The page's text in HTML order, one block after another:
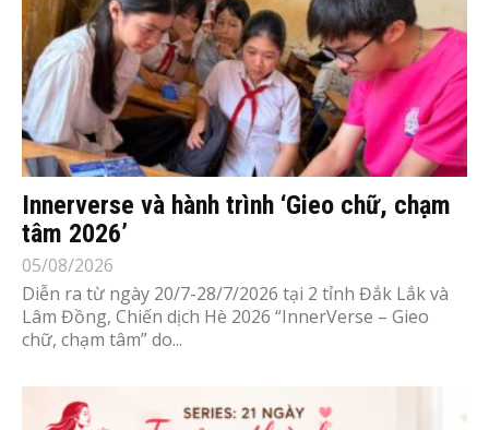
Innerverse và hành trình ‘Gieo chữ, chạm
tâm 2026’
05/08/2026
Diễn ra từ ngày 20/7-28/7/2026 tại 2 tỉnh Đắk Lắk và
Lâm Đồng, Chiến dịch Hè 2026 “InnerVerse – Gieo
chữ, chạm tâm” do...